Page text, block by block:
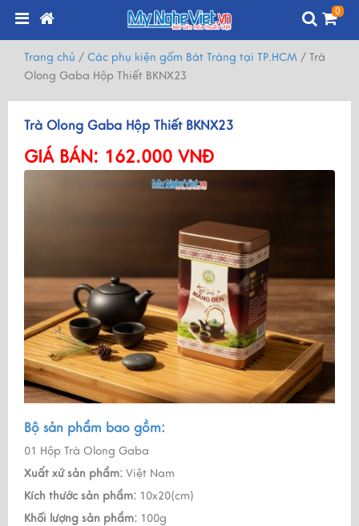
0
Trang chủ / Các phụ kiện gốm Bát Tràng tại TP.HCM / Trà
Olong Gaba Hộp Thiết BKNX23
Trà Olong Gaba Hộp Thiết BKNX23
GIÁ BÁN: 162.000 VNĐ
Bộ sản phẩm bao gồm:
01 Hộp Trà Olong Gaba
Xuất xứ sản phẩm: Việt Nam
Kích thước sản phẩm: 10x20(cm)
Khối lượng sản phẩm: 100g